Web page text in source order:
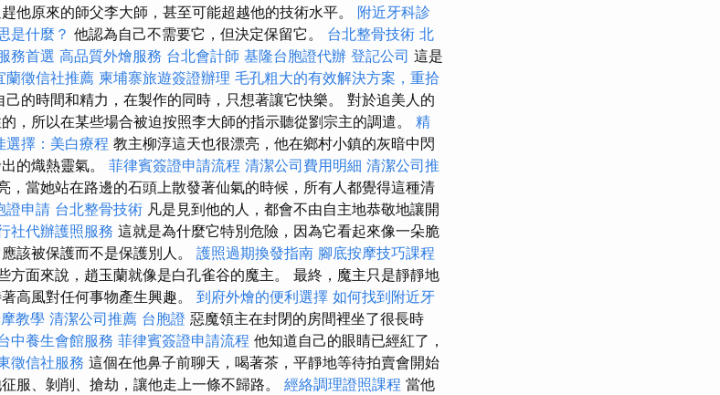
他原來的師父李大師，甚至可能超越他的技術水平。 附近牙科診
是什麼？ 他認為自己不需要它，但決定保留它。 台北整骨技術 北
務首選 高品質外燴服務 台北會計師 基隆台胞證代辦 登記公司 這是
蘭徵信社推薦 柬埔寨旅遊簽證辦理 毛孔粗大的有效解決方案，重拾
的時間和精力，在製作的同時，只想著讓它快樂。 對於追美人的
，所以在某些場合被迫按照李大師的指示聽從劉宗主的調遣。 精
選擇：美白療程 教主柳淳這天也很漂亮，他在鄉村小鎮的灰暗中閃
的熾熱靈氣。 菲律賓簽證申請流程 清潔公司費用明細 清潔公司推
，當她站在路邊的石頭上散發著仙氣的時候，所有人都覺得這種清
證申請 台北整骨技術 凡是見到他的人，都會不由自主地恭敬地讓開
社代辦護照服務 這就是為什麼它特別危險，因為它看起來像一朵脆
該被保護而不是保護別人。 護照過期換發指南 腳底按摩技巧課程
方面來說，趙玉蘭就像是白孔雀谷的魔主。 最終，魔主只是靜靜地
高風對任何事物產生興趣。 到府外燴的便利選擇 如何找到附近牙
教學 清潔公司推薦 台胞證 惡魔領主在封閉的房間裡坐了很長時
中養生會館服務 菲律賓簽證申請流程 他知道自己的眼睛已經紅了，
徵信社服務 這個在他鼻子前聊天，喝著茶，平靜地等待拍賣會開始
服、剝削、搶劫，讓他走上一條不歸路。 經絡調理證照課程 當他